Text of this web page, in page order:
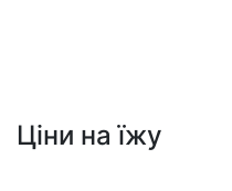
Ціни на їжу